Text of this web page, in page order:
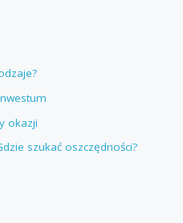
okazji
szukać oszczędności?